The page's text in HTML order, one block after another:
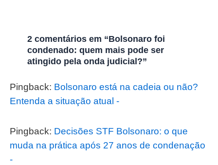
2 comentários em “Bolsonaro foi
condenado: quem mais pode ser
atingido pela onda judicial?”
Pingback: Bolsonaro está na cadeia ou não?
Entenda a situação atual -
Pingback: Decisões STF Bolsonaro: o que
muda na prática após 27 anos de condenação
-